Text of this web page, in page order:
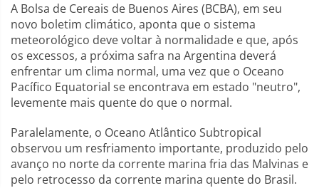
A Bolsa de Cereais de Buenos Aires (BCBA), em seu
novo boletim climático, aponta que o sistema
meteorológico deve voltar à normalidade e que, após
os excessos, a próxima safra na Argentina deverá
enfrentar um clima normal, uma vez que o Oceano
Pacífico Equatorial se encontrava em estado "neutro",
levemente mais quente do que o normal.
Paralelamente, o Oceano Atlântico Subtropical
observou um resfriamento importante, produzido pelo
avanço no norte da corrente marina fria das Malvinas e
pelo retrocesso da corrente marina quente do Brasil.